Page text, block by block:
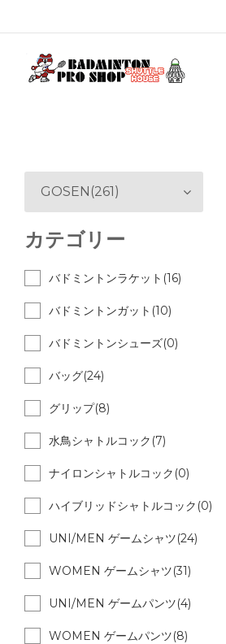
GOSEN(261)
カテゴリー
バドミントンラケット(16)
バドミントンガット(10)
バドミントンシューズ(0)
バッグ(24)
グリップ(8)
水鳥シャトルコック(7)
ナイロンシャトルコック(0)
ハイブリッドシャトルコック(0)
UNI/MEN ゲームシャツ(24)
WOMEN ゲームシャツ(31)
UNI/MEN ゲームパンツ(4)
WOMEN ゲームパンツ(8)